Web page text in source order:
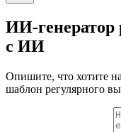
ИИ-
с ИИ
Опишите, что хотите
шаблон регулярного